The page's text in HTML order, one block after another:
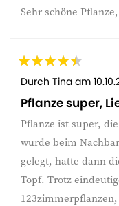
Sehr schöne
Durch Tina am
Pflanze super,
Pflanze ist super,
wurde beim
gelegt, hatte dann
Topf. Trotz